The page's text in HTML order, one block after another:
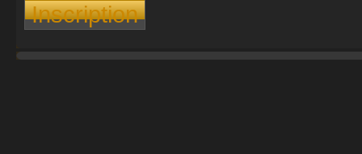
Inscription